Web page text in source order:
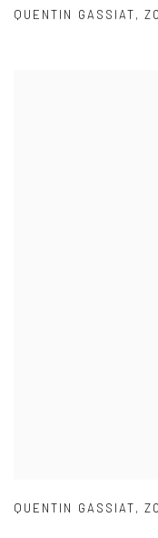
QUENTIN GASSIAT,
QUENTIN GASSIAT,